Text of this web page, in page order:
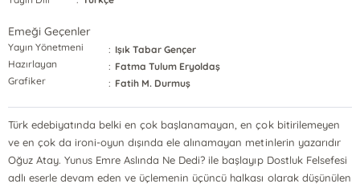
Emeği Geçenler
Yayın Yönetmeni : Işık Tabar Gençer
Hazırlayan
: Fatma Tulum Eryoldaş
Grafiker
: Fatih M. Durmuş
Türk edebiyatında belki en çok başlanamayan, en çok bitirilemeyen
ve en çok da ironi-oyun dışında ele alınamayan metinlerin yazarıdır
Oğuz Atay. Yunus Emre Aslında Ne Dedi? ile başlayıp Dostluk Felsefesi
adlı eserle devam eden ve üçlemenin üçüncü halkası olarak düşünülen